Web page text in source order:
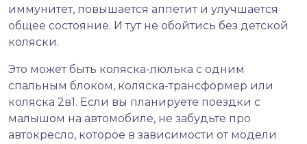
иммунитет, повышается аппетит и улучшается
общее состояние. И тут не обойтись без детской
коляски.
Это может быть коляска-люлька с одним
спальным блоком, коляска-трансформер или
коляска 2в1. Если вы планируете поездки с
малышом на автомобиле, не забудьте про
автокресло, которое в зависимости от модели